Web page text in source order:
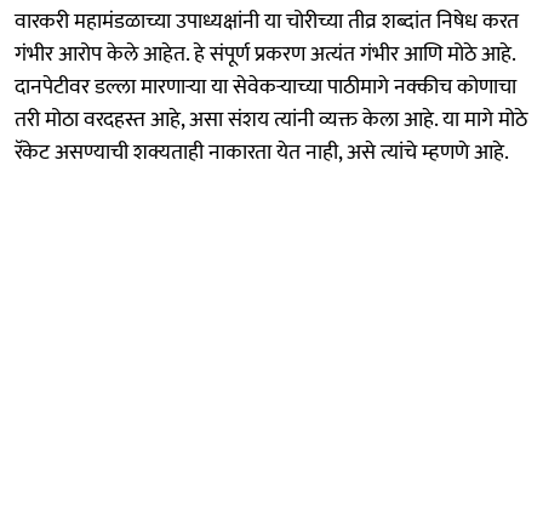
वारकरी महामंडळाच्या उपाध्यक्षांनी या चोरीच्या तीव्र शब्दांत निषेध करत
गंभीर आरोप केले आहेत. हे संपूर्ण प्रकरण अत्यंत गंभीर आणि मोठे आहे.
दानपेटीवर डल्ला मारणाऱ्या या सेवेकऱ्याच्या पाठीमागे नक्कीच कोणाचा
तरी मोठा वरदहस्त आहे, असा संशय त्यांनी व्यक्त केला आहे. या मागे मोठे
रॅकेट असण्याची शक्यताही नाकारता येत नाही, असे त्यांचे म्हणणे आहे.